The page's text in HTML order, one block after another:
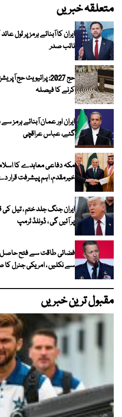
متعلقہ خبریں
ایران کا آبنائے ہرمز پر ٹول
نائب صدر
حج 2027: پرائیویٹ حج
کرنے کا فیصلہ
ایران اور عمان آبنائے
گئے، عباس عراقچی
مکہ دفاعی معاہدے کا
خیرمقدم، اہم پیشرفت قرار
ایران جنگ جلد ختم ، تیل
پر آئیں گی ، ڈونلڈ ٹرمپ
فضائی طاقت سے فتح حاصل
سے نکلیں ، امریکی جنرل کا
مقبول ترین خبریں